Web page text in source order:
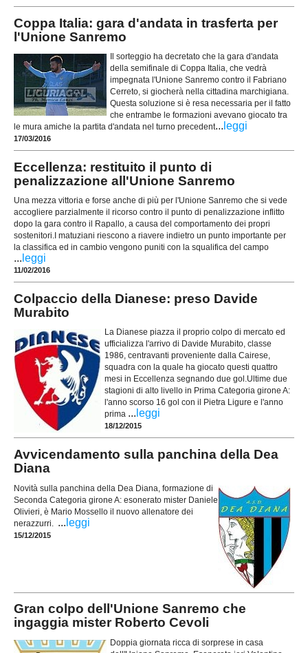
Coppa Italia: gara d'andata in trasferta per
l'Unione Sanremo
Il sorteggio ha decretato che la gara d'andata
della semifinale di Coppa Italia, che vedrà
impegnata l'Unione Sanremo contro il Fabriano
Cerreto, si giocherà nella cittadina marchigiana.
Questa soluzione si è resa necessaria per il fatto
che entrambe le formazioni avevano giocato tra
le mura amiche la partita d'andata nel turno precedent... leggi
17/03/2016
Eccellenza: restituito il punto di
penalizzazione all'Unione Sanremo
Una mezza vittoria e forse anche di più per l'Unione Sanremo che si vede
accogliere parzialmente il ricorso contro il punto di penalizzazione inflitto
dopo la gara contro il Rapallo, a causa del comportamento dei propri
sostenitori.I matuziani riescono a riavere indietro un punto importante per
la classifica ed in cambio vengono puniti con la squalifica del campo
... leggi
11/02/2016
Colpaccio della Dianese: preso Davide
Murabito
La Dianese piazza il proprio colpo di mercato ed
ufficializza l'arrivo di Davide Murabito, classe
1986, centravanti proveniente dalla Cairese,
squadra con la quale ha giocato questi quattro
mesi in Eccellenza segnando due gol.Ultime due
stagioni di alto livello in Prima Categoria girone A:
l'anno scorso 16 gol con il Pietra Ligure e l'anno
prima ... leggi
18/12/2015
Avvicendamento sulla panchina della Dea
Diana
Novità sulla panchina della Dea Diana, formazione di
Seconda Categoria girone A: esonerato mister Daniele
Olivieri, è Mario Mossello il nuovo allenatore dei
nerazzurri. ... leggi
15/12/2015
Gran colpo dell'Unione Sanremo che
ingaggia mister Roberto Cevoli
Doppia giornata ricca di sorprese in casa